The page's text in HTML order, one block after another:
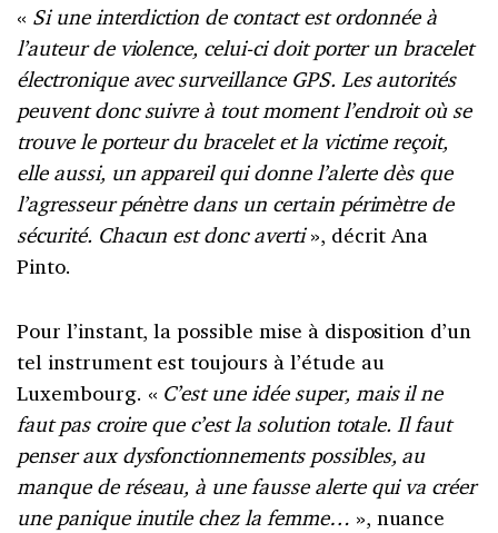
« Si une interdiction de contact est ordonnée à
l’auteur de violence, celui-ci doit porter un bracelet
électronique avec surveillance GPS. Les autorités
peuvent donc suivre à tout moment l’endroit où se
trouve le porteur du bracelet et la victime reçoit,
elle aussi, un appareil qui donne l’alerte dès que
l’agresseur pénètre dans un certain périmètre de
sécurité. Chacun est donc averti», décrit Ana
Pinto.
Pour l’instant, la possible mise à disposition d’un
tel instrument est toujours à l’étude au
Luxembourg. « C’est une idée super, mais il ne
faut pas croire que c’est la solution totale. Il faut
penser aux dysfonctionnements possibles, au
manque de réseau, à une fausse alerte qui va créer
une panique inutile chez la femme… », nuance